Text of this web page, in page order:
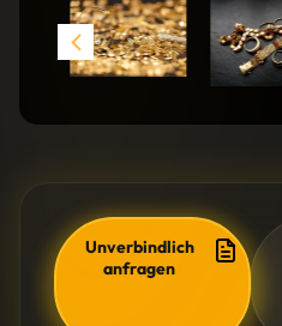
Unverbindlich
anfragen